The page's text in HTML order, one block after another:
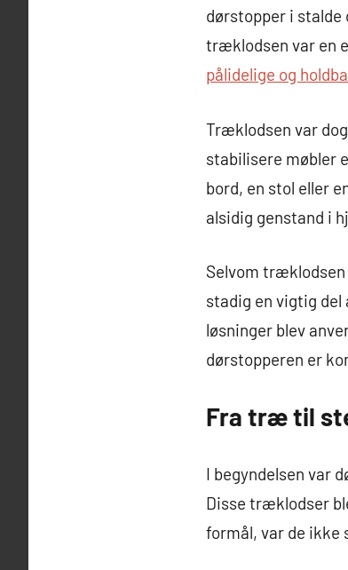
dørstopper i stalde
træklodsen var en
pålidelige og
Træklodsen var
stabilisere møbler
bord, en stol eller
alsidig genstand i
Selvom
stadig en vigtig del
løsninger blev
dørstopperen er
Fra træ til
I begyndelsen var
Disse træklodser
formål, var de